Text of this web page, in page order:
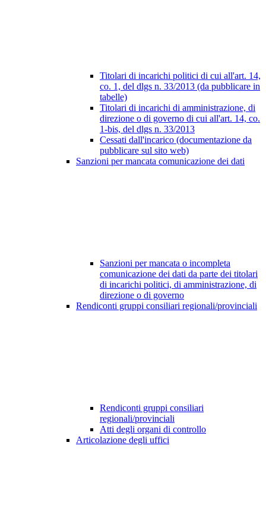
Titolari di incarichi politici di cui all'art. 14,
co. 1, del dlgs n. 33/2013 (da pubblicare in
tabelle)
Titolari di incarichi di amministrazione, di
direzione o di governo di cui all'art. 14, co.
1-bis, del dlgs n. 33/2013
Cessati dall'incarico (documentazione da
pubblicare sul sito web)
Sanzioni per mancata comunicazione dei dati
Sanzioni per mancata o incompleta
comunicazione dei dati da parte dei titolari
di incarichi politici, di amministrazione, di
direzione o di governo
Rendiconti gruppi consiliari regionali/provinciali
Rendiconti gruppi consiliari
regionali/provinciali
Atti degli organi di controllo
Articolazione degli uffici